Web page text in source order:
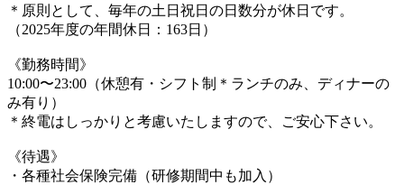
＊原則として、毎年の土日祝日の日数分が休日です。
（2025年度の年間休日：163日）
《勤務時間》
10:00〜23:00（休憩有・シフト制＊ランチのみ、ディナーの
み有り）
＊終電はしっかりと考慮いたしますので、ご安心下さい。
《待遇》
・各種社会保険完備（研修期間中も加入）